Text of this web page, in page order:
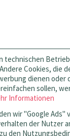
technischen
Cookies, die
dienen oder
sollen,
Informationen
wir "Google Ads"
der Nutzer
den